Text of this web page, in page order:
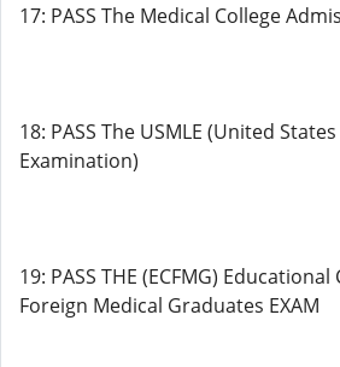
17: PASS The Medical College
18: PASS The USMLE (United
Examination)
19: PASS THE (ECFMG)
Foreign Medical Graduates EXAM